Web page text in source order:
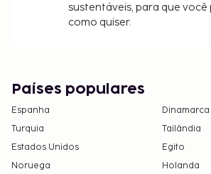
sustentáveis, para que você
como quiser.
Países populares
Espanha
Dinamarca
Turquia
Tailândia
Estados Unidos
Egito
Noruega
Holanda